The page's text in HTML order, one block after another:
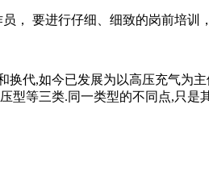
， 要进行仔细、细致的岗前培训
代,如今已发展为以高压充气为
等三类.同一类型的不同点,只是